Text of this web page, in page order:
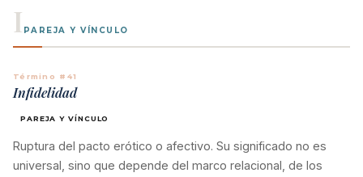
I PAREJA Y VÍNCULO
Término #41
Infidelidad
PAREJA Y VÍNCULO
Ruptura del pacto erótico o afectivo. Su significado no es
universal, sino que depende del marco relacional, de los